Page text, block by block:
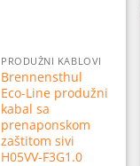
PRODUŽNI KABLOVI
Brennensthul
Eco-Line produžni
kabal sa
prenaponskom
zaštitom sivi
H05VV-F3G1.0